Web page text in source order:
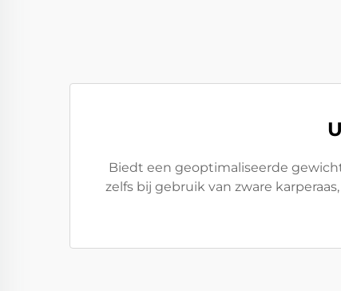
Biedt een geoptimaliseerde
zelfs bij gebruik van zware